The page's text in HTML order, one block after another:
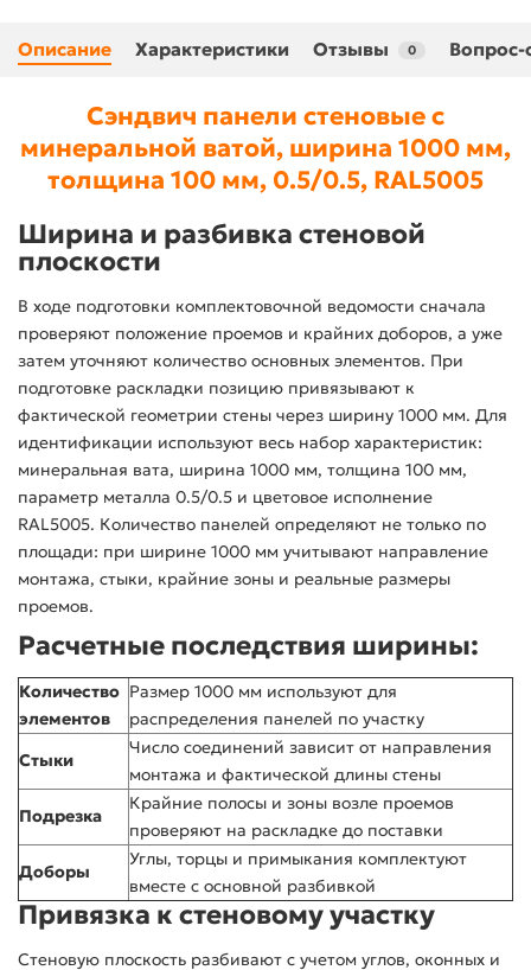
Описание Характеристики Отзывы 0 Вопрос-
Сэндвич панели стеновые с
минеральной ватой, ширина 1000 мм,
толщина 100 мм, 0.5/0.5, RAL5005
Ширина и разбивка стеновой
плоскости
В ходе подготовки комплектовочной ведомости сначала
проверяют положение проемов и крайних доборов, а уже
затем уточняют количество основных элементов. При
подготовке раскладки позицию привязывают к
фактической геометрии стены через ширину 1000 мм. Для
идентификации используют весь набор характеристик:
минеральная вата, ширина 1000 мм, толщина 100 мм,
параметр металла 0.5/0.5 и цветовое исполнение
RAL5005. Количество панелей определяют не только по
площади: при ширине 1000 мм учитывают направление
монтажа, стыки, крайние зоны и реальные размеры
проемов.
Расчетные последствия ширины:
Количество
элементов
Размер 1000 мм используют для
распределения панелей по участку
Стыки
Число соединений зависит от направления
монтажа и фактической длины стены
Подрезка
Крайние полосы и зоны возле проемов
проверяют на раскладке до поставки
Доборы
Углы, торцы и примыкания комплектуют
вместе с основной разбивкой
Привязка к стеновому участку
Стеновую плоскость разбивают с учетом углов, оконных и